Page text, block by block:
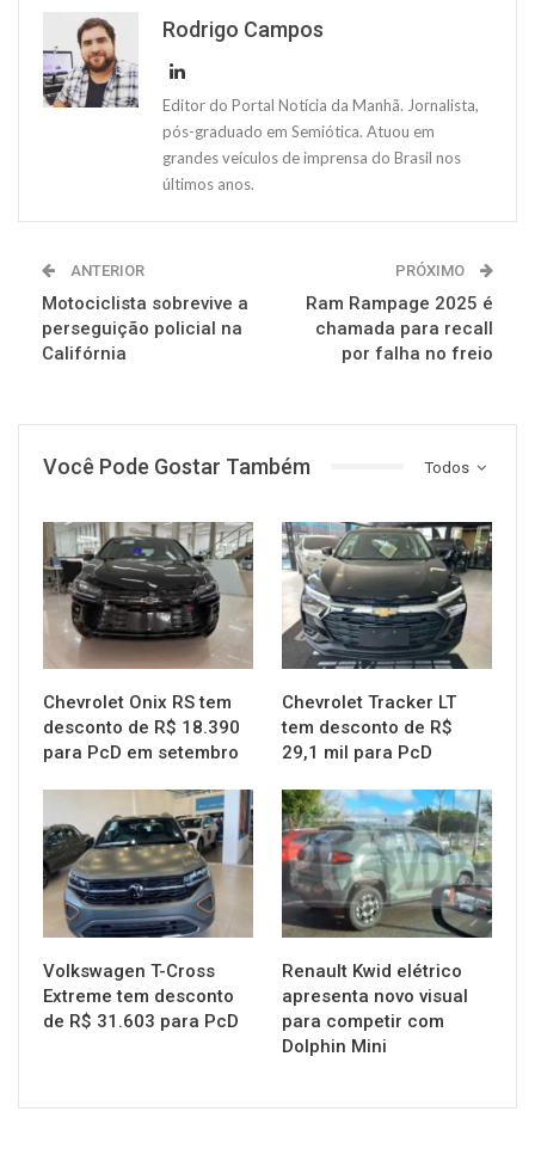
Rodrigo Campos
Editor do Portal Notícia da Manhã. Jornalista,
pós-graduado em Semiótica. Atuou em
grandes veículos de imprensa do Brasil nos
últimos anos.
ANTERIOR
Motociclista sobrevive a
perseguição policial na
Califórnia
PRÓXIMO
Ram Rampage 2025 é
chamada para recall
por falha no freio
Todos
Você Pode Gostar Também
MUNDO AUTOMOTIVO
Chevrolet Onix RS tem
desconto de R$ 18.390
para PcD em setembro
MUNDO AUTOMOTIVO
Chevrolet Tracker LT
tem desconto de R$
29,1 mil para PcD
MUNDO AUTOMOTIVO
Volkswagen T-Cross
Extreme tem desconto
de R$ 31.603 para PcD
MUNDO AUTOMOTIVO
Renault Kwid elétrico
apresenta novo visual
para competir com
Dolphin Mini